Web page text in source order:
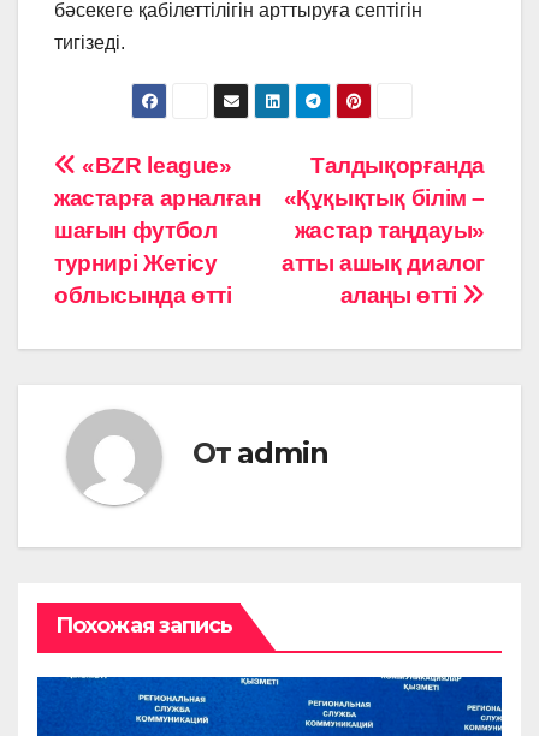
бәсекеге қабілеттілігін арттыруға септігін
тигізеді.
Навигация
по
записям
Талдықорғанда
«Құқықтық білім –
жастар таңдауы»
атты ашық диалог
алаңы өтті
«BZR league»
жастарға арналған
шағын футбол
турнирі Жетісу
облысында өтті
От admin
Похожая запись